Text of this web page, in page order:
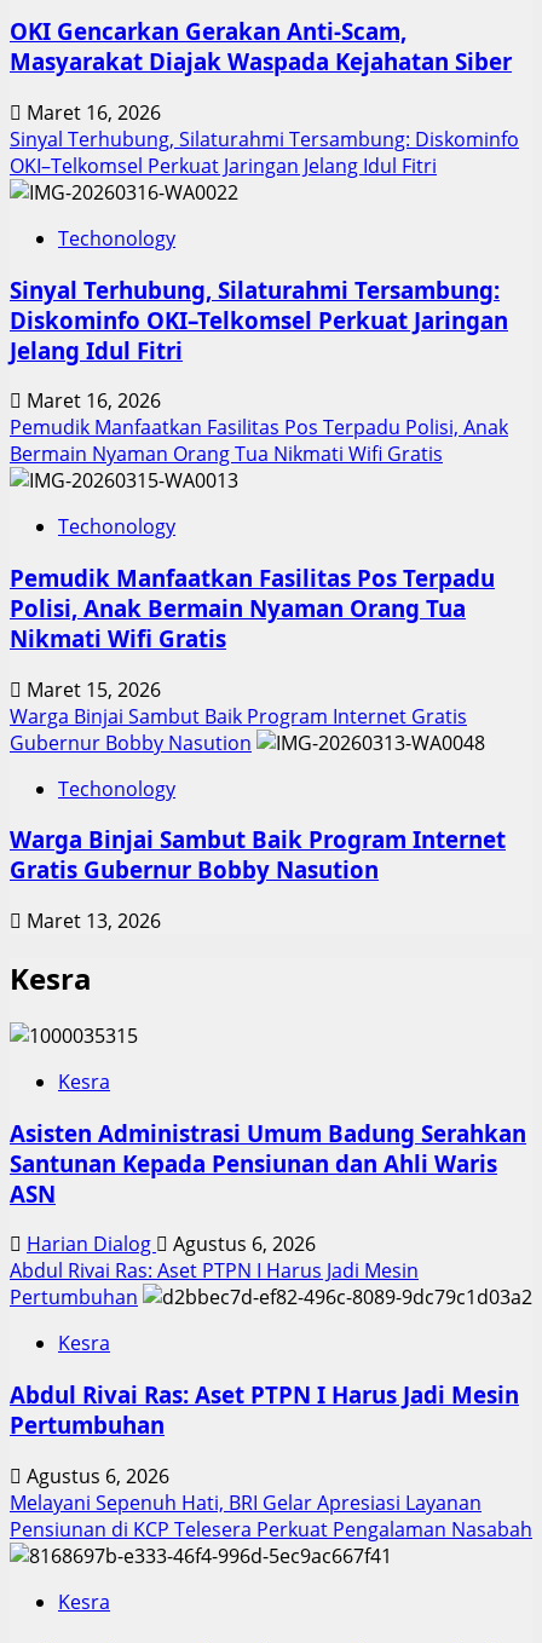
Sumut
Berbuah
Penghargaan
Nasional
OKI Gencarkan Gerakan Anti-Scam,
Masyarakat Diajak Waspada Kejahatan Siber
Maret 16, 2026
Sinyal Terhubung, Silaturahmi Tersambung: Diskominfo
OKI–Telkomsel Perkuat Jaringan Jelang Idul Fitri
Techonology
Sinyal Terhubung, Silaturahmi Tersambung:
Diskominfo OKI–Telkomsel Perkuat Jaringan
Jelang Idul Fitri
Maret 16, 2026
Pemudik Manfaatkan Fasilitas Pos Terpadu Polisi, Anak
Bermain Nyaman Orang Tua Nikmati Wifi Gratis
Techonology
Pemudik Manfaatkan Fasilitas Pos Terpadu
Polisi, Anak Bermain Nyaman Orang Tua
Nikmati Wifi Gratis
Maret 15, 2026
Warga Binjai Sambut Baik Program Internet Gratis
Gubernur Bobby Nasution
Techonology
Warga Binjai Sambut Baik Program Internet
Gratis Gubernur Bobby Nasution
Maret 13, 2026
Kesra
Kesra
Asisten Administrasi Umum Badung Serahkan
Santunan Kepada Pensiunan dan Ahli Waris
ASN
Harian Dialog
Agustus 6, 2026
Abdul Rivai Ras: Aset PTPN I Harus Jadi Mesin
Pertumbuhan
Kesra
Abdul Rivai Ras: Aset PTPN I Harus Jadi Mesin
Pertumbuhan
Agustus 6, 2026
Melayani Sepenuh Hati, BRI Gelar Apresiasi Layanan
Pensiunan di KCP Telesera Perkuat Pengalaman Nasabah
Kesra